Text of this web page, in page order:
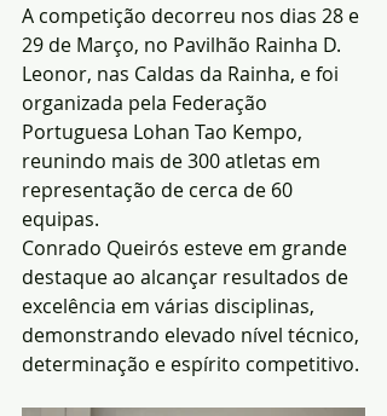
A competição decorreu nos dias 28 e
29 de Março, no Pavilhão Rainha D.
Leonor, nas Caldas da Rainha, e foi
organizada pela Federação
Portuguesa Lohan Tao Kempo,
reunindo mais de 300 atletas em
representação de cerca de 60
equipas.
Conrado Queirós esteve em grande
destaque ao alcançar resultados de
excelência em várias disciplinas,
demonstrando elevado nível técnico,
determinação e espírito competitivo.